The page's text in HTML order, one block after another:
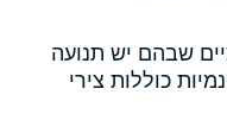
שבהם יש תנועה
כוללות צירי